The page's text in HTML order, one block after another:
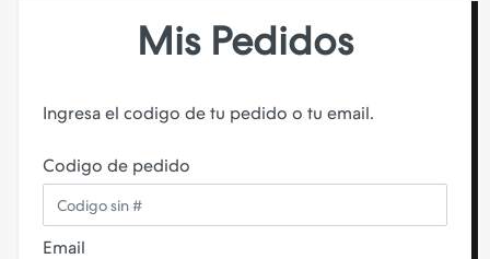
Mis Pedidos
Ingresa el codigo de tu pedido o tu email.
Codigo de pedido
Email